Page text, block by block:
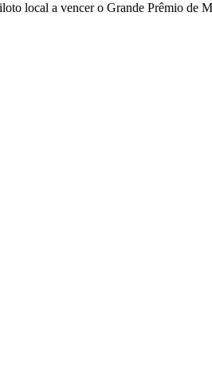
local a vencer o Grande Prêmio de